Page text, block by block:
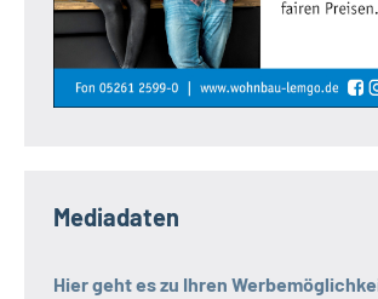
Mediadaten
Hier geht es zu Ihren